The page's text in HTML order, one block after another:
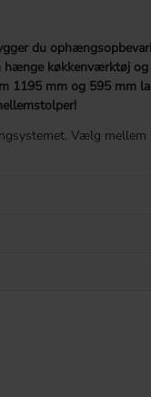
du
hænge køkkenværktøj og
1195 mm og 595 mm
Vælg